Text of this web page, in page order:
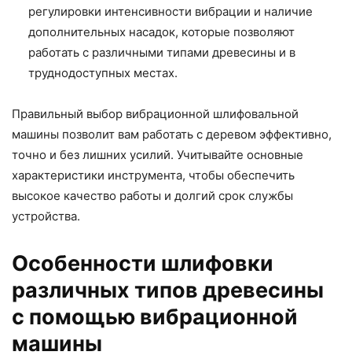
регулировки интенсивности вибрации и наличие
дополнительных насадок, которые позволяют
работать с различными типами древесины и в
труднодоступных местах.
Правильный выбор вибрационной шлифовальной
машины позволит вам работать с деревом эффективно,
точно и без лишних усилий. Учитывайте основные
характеристики инструмента, чтобы обеспечить
высокое качество работы и долгий срок службы
устройства.
Особенности шлифовки
различных типов древесины
с помощью вибрационной
машины